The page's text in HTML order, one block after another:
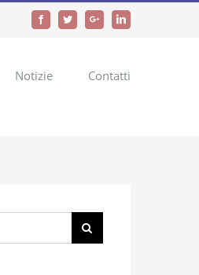
FacebookTwitterGoogle+LinkedIn
Notizie Contatti